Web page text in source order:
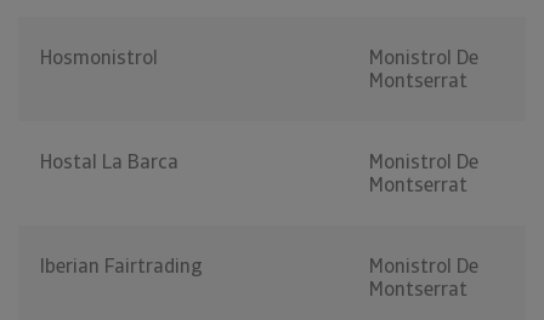
Hosmonistrol
Monistrol De
Montserrat
Hostal La Barca
Monistrol De
Montserrat
Iberian Fairtrading
Monistrol De
Montserrat